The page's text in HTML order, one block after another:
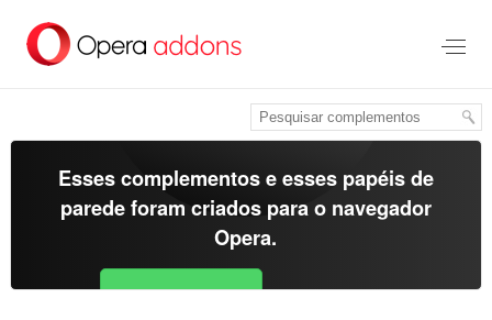
para
Esses complementos e esses papéis de
parede foram criados para o navegador
Opera.
Baixar o Opera Free for Android